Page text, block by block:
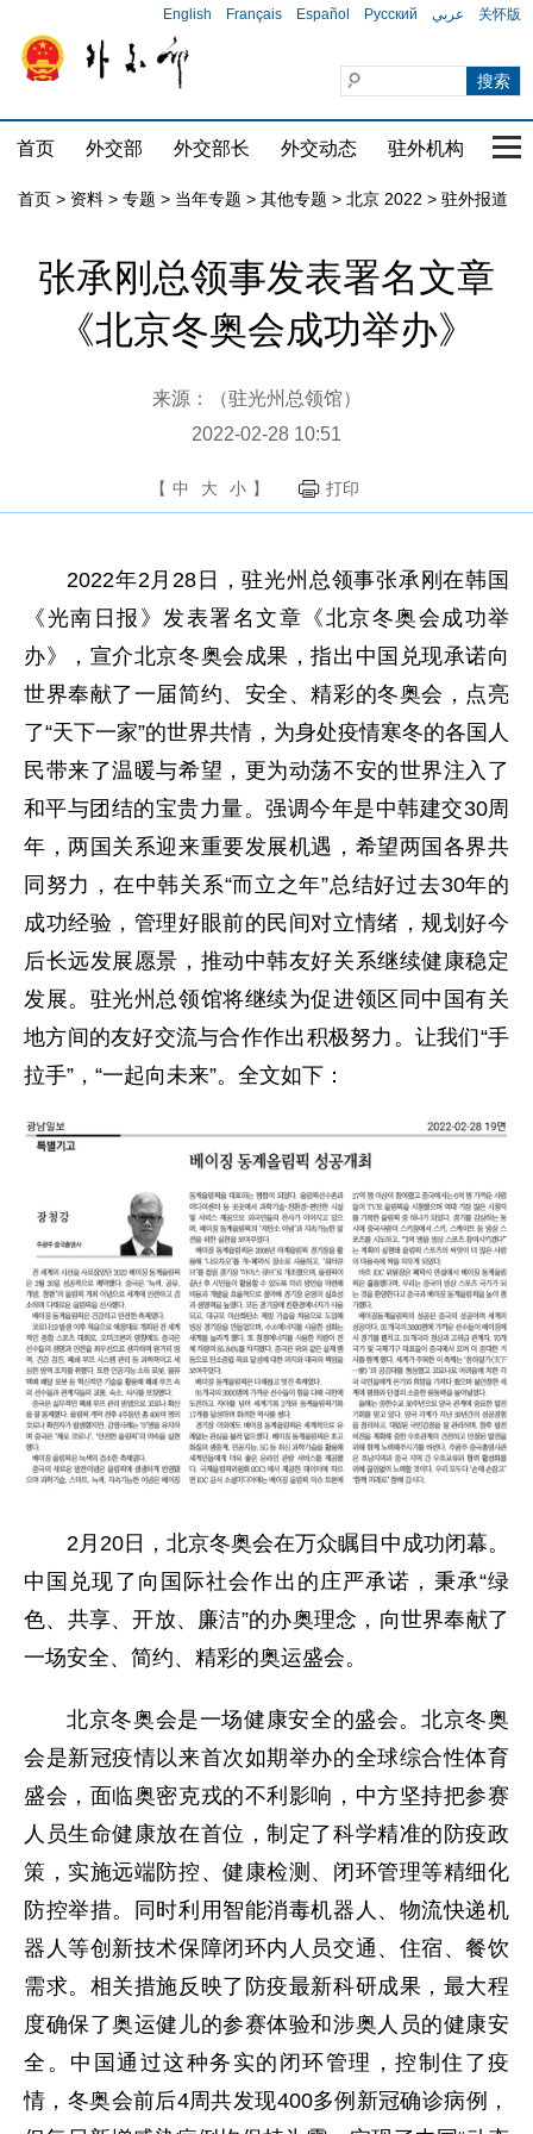
English Français Español Русский عربي 关怀版
首页 外交部 外交部长 外交动态 驻外机构 国
首页 > 资料 > 专题 > 当年专题 > 其他专题 > 北京 2022 > 驻外报道
张承刚总领事发表署名文章
《北京冬奥会成功举办》
来源：（驻光州总领馆）
2022-02-28 10:51
【 中 大 小 】 打印
2022年2月28日，驻光州总领事张承刚在韩国
《光南日报》发表署名文章《北京冬奥会成功举
办》，宣介北京冬奥会成果，指出中国兑现承诺向
世界奉献了一届简约、安全、精彩的冬奥会，点亮
了“天下一家”的世界共情，为身处疫情寒冬的各国人
民带来了温暖与希望，更为动荡不安的世界注入了
和平与团结的宝贵力量。强调今年是中韩建交30周
年，两国关系迎来重要发展机遇，希望两国各界共
同努力，在中韩关系“而立之年”总结好过去30年的
成功经验，管理好眼前的民间对立情绪，规划好今
后长远发展愿景，推动中韩友好关系继续健康稳定
发展。驻光州总领馆将继续为促进领区同中国有关
地方间的友好交流与合作作出积极努力。让我们“手
拉手”，“一起向未来”。全文如下：
2月20日，北京冬奥会在万众瞩目中成功闭幕。
中国兑现了向国际社会作出的庄严承诺，秉承“绿
色、共享、开放、廉洁”的办奥理念，向世界奉献了
一场安全、简约、精彩的奥运盛会。
北京冬奥会是一场健康安全的盛会。北京冬奥
会是新冠疫情以来首次如期举办的全球综合性体育
盛会，面临奥密克戎的不利影响，中方坚持把参赛
人员生命健康放在首位，制定了科学精准的防疫政
策，实施远端防控、健康检测、闭环管理等精细化
防控举措。同时利用智能消毒机器人、物流快递机
器人等创新技术保障闭环内人员交通、住宿、餐饮
需求。相关措施反映了防疫最新科研成果，最大程
度确保了奥运健儿的参赛体验和涉奥人员的健康安
全。中国通过这种务实的闭环管理，控制住了疫
情，冬奥会前后4周共发现400多例新冠确诊病例，